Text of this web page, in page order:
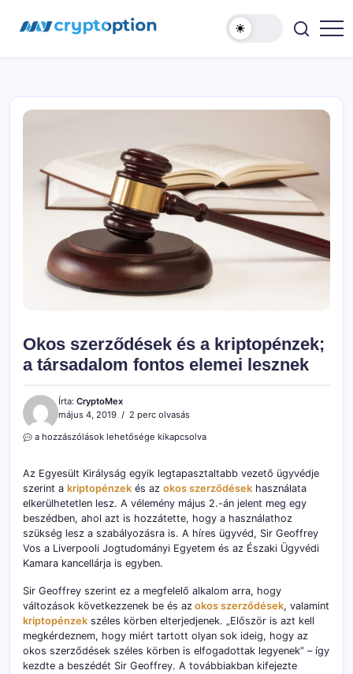
MyCryptOption
Okos szerződések és a kriptopénzek;
a társadalom fontos elemei lesznek
Írta: CryptoMex
május 4, 2019
2 perc olvasás
Okos
a
kriptopénzek;
a
társadalom
fontos
elemei
lesznek
bejegyzéshez
a hozzászólások lehetősége kikapcsolva
Az Egyesült Királyság egyik legtapasztaltabb vezető ügyvédje
szerint a kriptopénzek és az okos szerződések használata
elkerülhetetlen lesz. A vélemény május 2.-án jelent meg egy
beszédben, ahol azt is hozzátette, hogy a használathoz
szükség lesz a szabályozásra is. A híres ügyvéd, Sir Geoffrey
Vos a Liverpooli Jogtudományi Egyetem és az Északi Ügyvédi
Kamara kancellárja is egyben.
Sir Geoffrey szerint ez a megfelelő alkalom arra, hogy
változások következzenek be és az okos szerződések, valamint
kriptopénzek széles körben elterjedjenek. „Először is azt kell
megkérdeznem, hogy miért tartott olyan sok ideig, hogy az
okos szerződések széles körben is elfogadottak legyenek” – így
kezdte a beszédét Sir Geoffrey. A továbbiakban kifejezte